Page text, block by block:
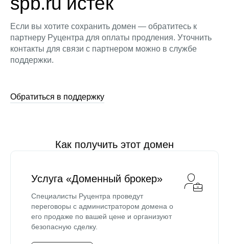
Если вы хотите сохранить домен — обратитесь к
партнеру Руцентра для оплаты продления. Уточнить
контакты для связи с партнером можно в службе
поддержки.
Обратиться в поддержку
Как получить этот домен
Услуга «Доменный брокер»
Специалисты Руцентра проведут
переговоры с администратором домена о
его продаже по вашей цене и организуют
безопасную сделку.